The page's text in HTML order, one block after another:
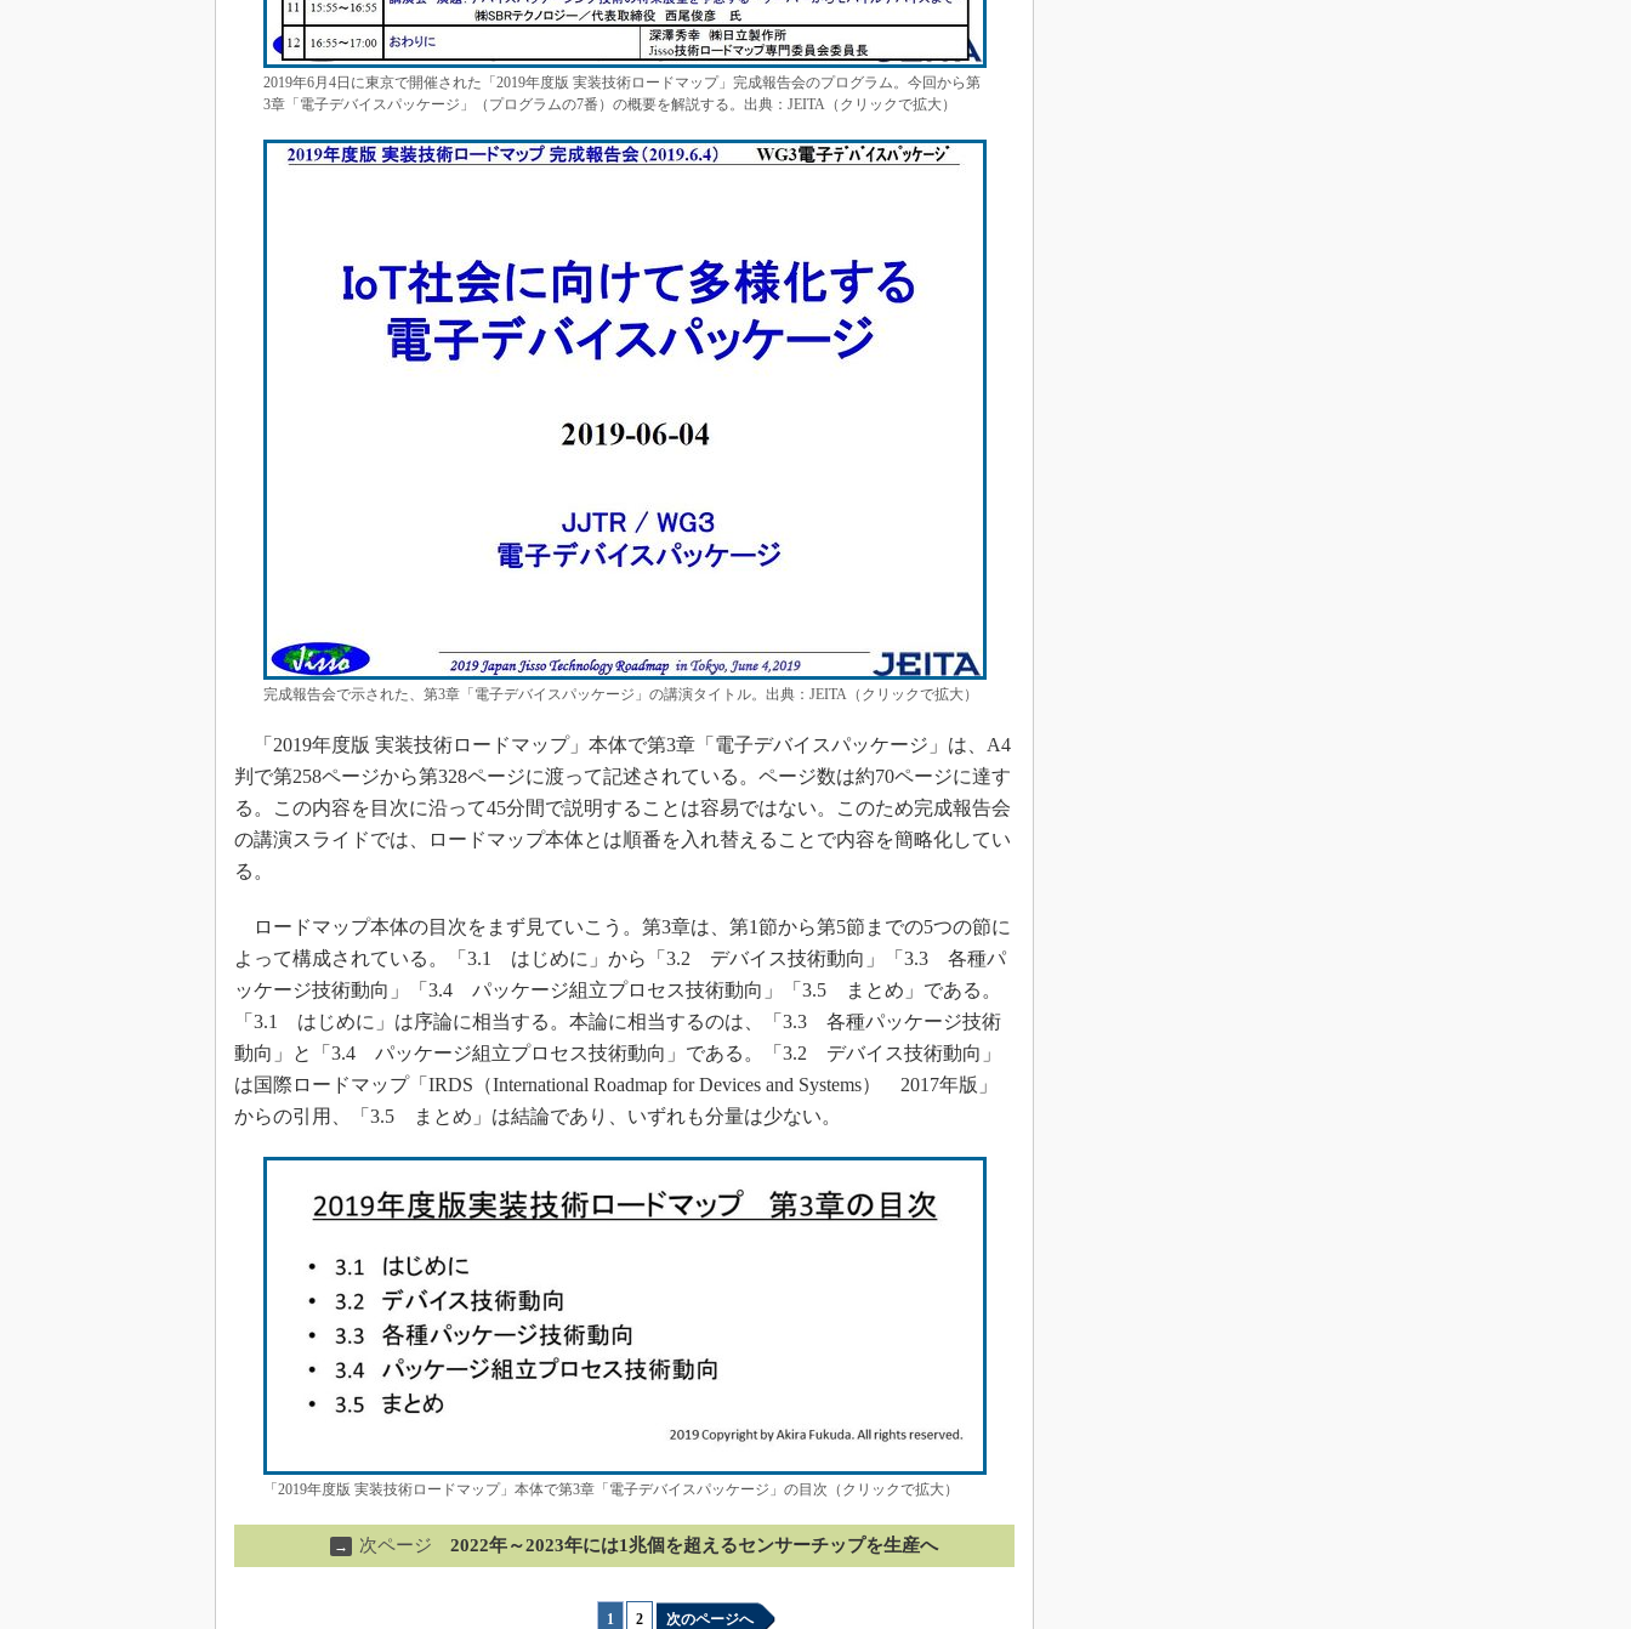
2019年6月4日に東京で開催された「2019年度版 実装技術ロードマップ」完成報告会のプログラム。今回から第
3章「電子デバイスパッケージ」（プログラムの7番）の概要を解説する。出典：JEITA（クリックで拡大）
完成報告会で示された、第3章「電子デバイスパッケージ」の講演タイトル。出典：JEITA（クリックで拡大）
「2019年度版 実装技術ロードマップ」本体で第3章「電子デバイスパッケージ」は、A4
判で第258ページから第328ページに渡って記述されている。ページ数は約70ページに達す
る。この内容を目次に沿って45分間で説明することは容易ではない。このため完成報告会
の講演スライドでは、ロードマップ本体とは順番を入れ替えることで内容を簡略化してい
る。
ロードマップ本体の目次をまず見ていこう。第3章は、第1節から第5節までの5つの節に
よって構成されている。「3.1 はじめに」から「3.2 デバイス技術動向」「3.3 各種パ
ッケージ技術動向」「3.4 パッケージ組立プロセス技術動向」「3.5 まとめ」である。
「3.1 はじめに」は序論に相当する。本論に相当するのは、「3.3 各種パッケージ技術
動向」と「3.4 パッケージ組立プロセス技術動向」である。「3.2 デバイス技術動向」
は国際ロードマップ「IRDS（International Roadmap for Devices and Systems） 2017年版」
からの引用、「3.5 まとめ」は結論であり、いずれも分量は少ない。
「2019年度版 実装技術ロードマップ」本体で第3章「電子デバイスパッケージ」の目次（クリックで拡大）
→ 次ページ 2022年～2023年には1兆個を超えるセンサーチップを生産へ
1 2 次のページへ